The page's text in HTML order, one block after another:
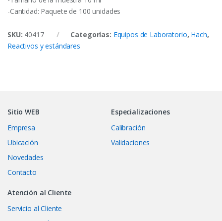
-Cantidad: Paquete de 100 unidades
SKU: 40417 Categorías: Equipos de Laboratorio, Hach,
Reactivos y estándares
Sitio WEB
Empresa
Ubicación
Novedades
Contacto
Especializaciones
Calibración
Validaciones
Atención al Cliente
Servicio al Cliente